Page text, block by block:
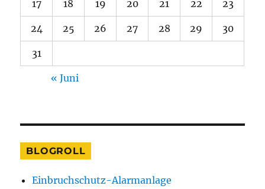
17 18 19 20 21 22 23
24 25 26 27 28 29 30
31
« Juni
BLOGROLL
Einbruchschutz-Alarmanlage